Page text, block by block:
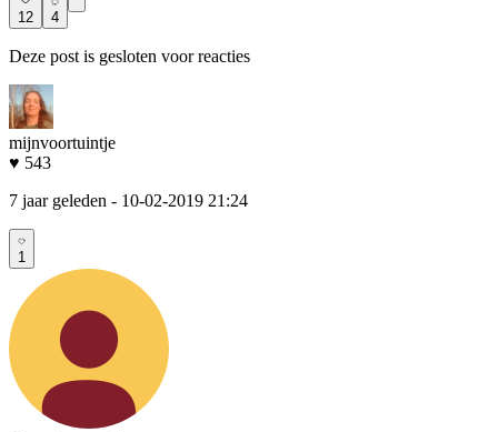
12 4
Deze post is gesloten voor reacties
mijnvoortuintje
♥ 543
7 jaar geleden - 10-02-2019 21:24
1